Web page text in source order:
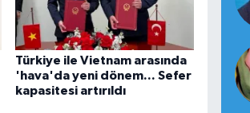
Türkiye ile Vietnam arasında
'hava'da yeni dönem... Sefer
kapasitesi artırıldı